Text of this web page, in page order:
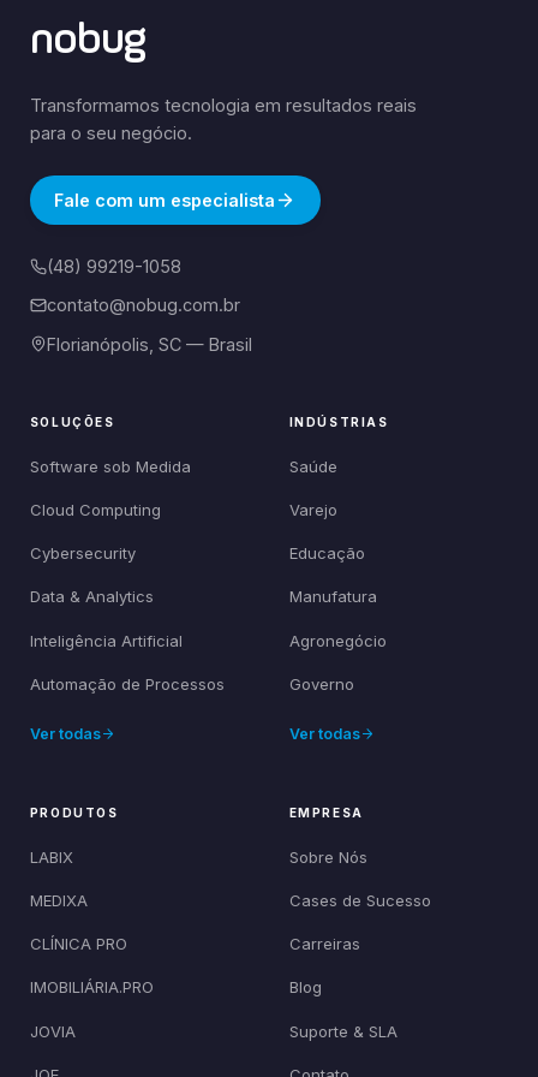
nobug
Transformamos tecnologia em resultados reais
para o seu negócio.
Fale com um especialista
(48) 99219-1058
contato@nobug.com.br
Florianópolis, SC — Brasil
SOLUÇÕES
Software sob Medida
Cloud Computing
Cybersecurity
Data & Analytics
Inteligência Artificial
Automação de Processos
Ver todas
INDÚSTRIAS
Saúde
Varejo
Educação
Manufatura
Agronegócio
Governo
Ver todas
PRODUTOS
LABIX
MEDIXA
CLÍNICA PRO
IMOBILIÁRIA.PRO
JOVIA
EMPRESA
Sobre Nós
Cases de Sucesso
Carreiras
Blog
Suporte & SLA